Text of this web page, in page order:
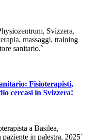
Fisioterapisti,
cercasi in Svizzera!